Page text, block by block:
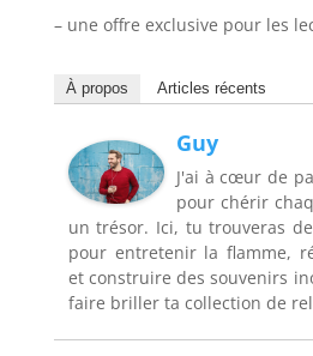
– une offre exclusive pour les
À propos Articles récents
Guy
J'ai à cœur de
pour chérir
un trésor. Ici, tu trouveras
pour entretenir la flamme,
et construire des souvenirs
faire briller ta collection de